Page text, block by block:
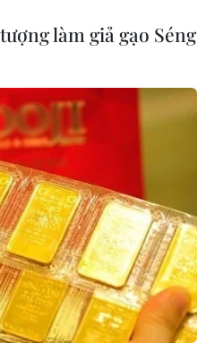
Arsenal 5-1,
League phải choáng
hủy diệt Arsenal 5-1
làm giả gạo Séng